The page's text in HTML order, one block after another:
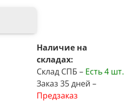
Наличие на
складах:
Склад СПБ – Есть 4 шт.
Заказ 35 дней –
Предзаказ